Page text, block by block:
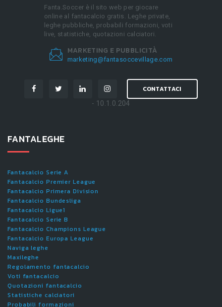
Fanta.Soccer è il sito web per giocare
online al fantacalcio gratis. Leghe private,
leghe pubbliche, probabili formazioni, voti
live, statistiche, quotazioni calciatori.
MARKETING E PUBBLICITÀ
marketing@fantasoccevillage.com
CONTATTACI
- 10.1.0.204
FANTALEGHE
Fantacalcio Serie A
Fantacalcio Premier League
Fantacalcio Primera Division
Fantacalcio Bundesliga
Fantacalcio Ligue1
Fantacalcio Serie B
Fantacalcio Champions League
Fantacalcio Europa League
Naviga leghe
Maxileghe
Regolamento fantacalcio
Voti fantacalcio
Quotazioni fantacalcio
Statistiche calciatori
Probabili formazioni